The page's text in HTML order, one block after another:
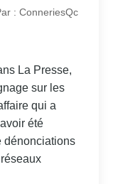
: ConneriesQc
La Presse,
sur les
qui a
été
dénonciations